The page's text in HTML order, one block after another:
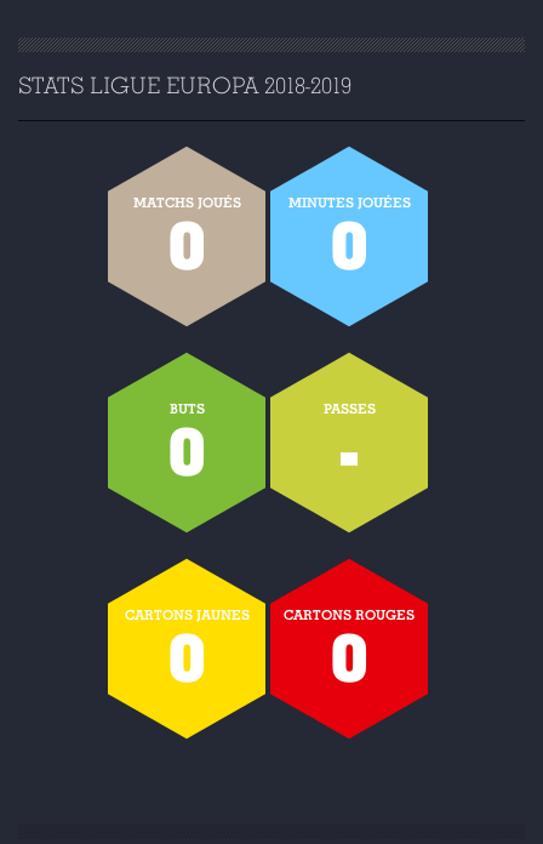
STATS LIGUE EUROPA 2018-2019
MATCHS JOUÉS
0
MINUTES JOUÉES
0
BUTS
0
PASSES
-
CARTONS JAUNES
0
CARTONS ROUGES
0